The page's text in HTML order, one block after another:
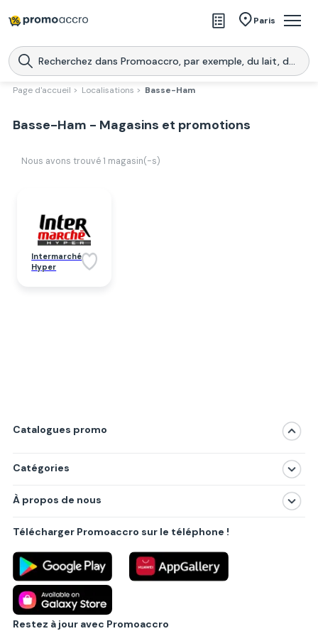
Paris
Magasins
Produits
Promoaccro
l'application
Page d'accueil > Localisations > Basse-Ham
Basse-Ham - Magasins et promotions
Nous avons trouvé 1 magasin(-s)
Intermarché
Hyper
Catalogues promo
Catégories
Produits
Villes principales
À propos de nous
Politique de confidentialité
Règlements
Partenariat B2B
Blog
Contact
Télécharger Promoaccro sur le téléphone !
Restez à jour avec Promoaccro